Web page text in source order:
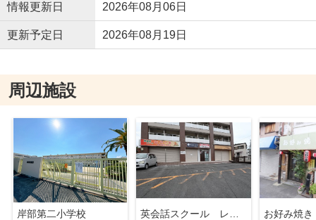
情報更新日 2026年08月06日
更新予定日 2026年08月19日
周辺施設
岸部第二小学校
お好み焼